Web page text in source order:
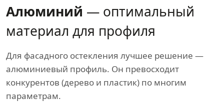
Алюминий — оптимальный
материал для профиля
Для фасадного остекления лучшее решение —
алюминиевый профиль. Он превосходит
конкурентов (дерево и пластик) по многим
параметрам.